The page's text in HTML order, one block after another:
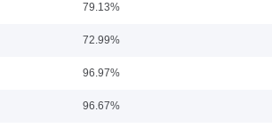
品设计经理；历任永赢基金管理有限公司产品部总监。
79.13%
72.99%
96.97%
96.67%